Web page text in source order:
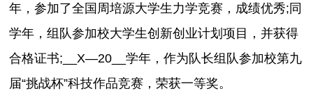
年，参加了全国周培源大学生力学竞赛，成绩优秀;同
学年，组队参加校大学生创新创业计划项目，并获得
合格证书;__X—20__学年，作为队长组队参加校第九
届“挑战杯”科技作品竞赛，荣获一等奖。